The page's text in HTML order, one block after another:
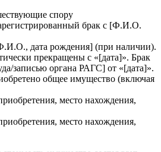
спору
брак с [Ф.И.О.
дата рождения] (при наличии).
прекращены с «[дата]». Брак
записью органа РАГС] от «[дата]».
общее имущество (включая
место нахождения,
место нахождения,